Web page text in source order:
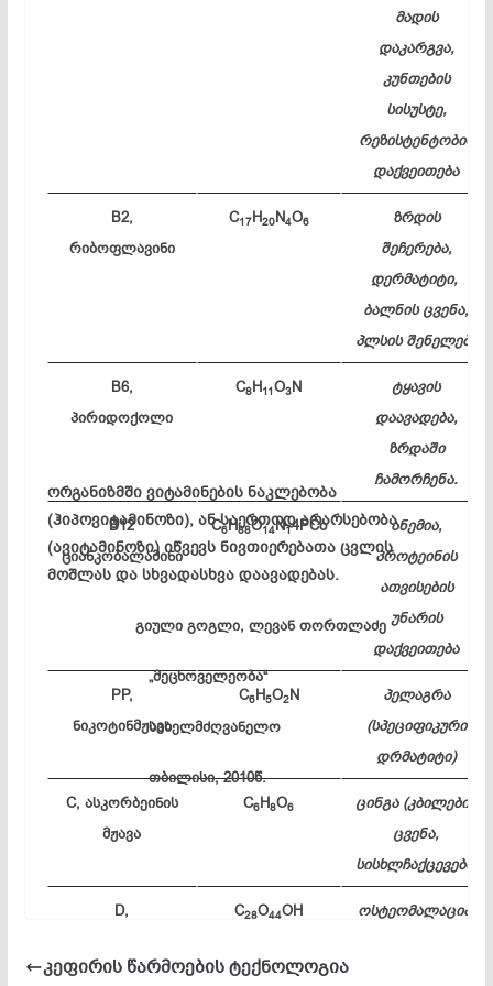
მადის
დაკარგვა,
კუნთების
სისუსტე,
რეზისტენტობის
დაქვეითება
B2,
რიბოფლავინი
C17H20N4O6
ზრდის
შეჩერება,
დერმატიტი,
ბალნის ცვენა,
პლსის შენელება
B6,
პირიდოქოლი
C8H11O3N
ტყავის
დაავადება,
ზრდაში
ჩამორჩენა.
B12
ციანკობალამინი
C6H88O14N14PCo
ანემია,
პროტეინის
ათვისების
უნარის
დაქვეითება
PP,
ნიკოტინმჟავა
C6H5O2N
პელაგრა
(სპეციფიკური
დრმატიტი)
C, ასკორბეინის
მჟავა
C6H8O6
ცინგა (კბილების
ცვენა,
სისხლჩაქცევები)
D,
C28O44OH
ოსტეომალაცია,
ორგანიზმში ვიტამინების ნაკლებობა
(ჰიპოვიტამინოზი), ან საერთოდ არარსებობა
(ავიტამინოზი) იწვევს ნივთიერებათა ცვლის
მოშლას და სხვადასხვა დაავადებას.
გიული გოგლი, ლევან თორთლაძე
„მეცხოველეობა“
სახელმძღვანელო
თბილისი, 2010წ.
კეფირის წარმოების ტექნოლოგია